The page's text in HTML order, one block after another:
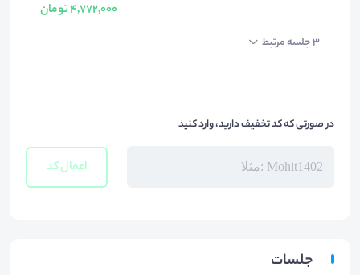
4,772,000 تومان
3 جلسه مرتبط
در صورتی که کد تخفیف دارید، وارد کنید
اعمال کد
جلسات